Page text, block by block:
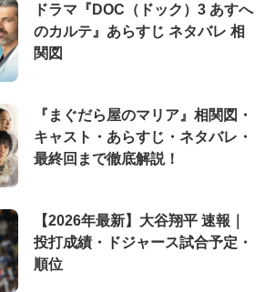
ドラマ『DOC（ドック）3 あすへ
のカルテ』あらすじ ネタバレ 相
関図
『まぐだら屋のマリア』相関図・
キャスト・あらすじ・ネタバレ・
最終回まで徹底解説！
【2026年最新】大谷翔平 速報｜
投打成績・ドジャース試合予定・
順位